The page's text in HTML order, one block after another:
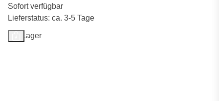
Sofort verfügbar
Lieferstatus: ca. 3-5 Tage
Auf Lager